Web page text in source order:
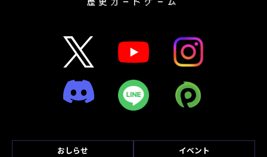
おしらせ
イベント